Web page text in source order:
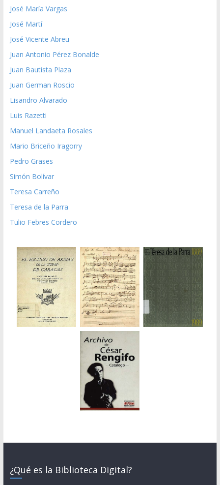
José María Vargas
José Martí
José Vicente Abreu
Juan Antonio Pérez Bonalde
Juan Bautista Plaza
Juan German Roscio
Lisandro Alvarado
Luis Razetti
Manuel Landaeta Rosales
Mario Briceño Iragorry
Pedro Grases
Simón Bolívar
Teresa Carreño
Teresa de la Parra
Tulio Febres Cordero
¿Qué es la Biblioteca Digital?